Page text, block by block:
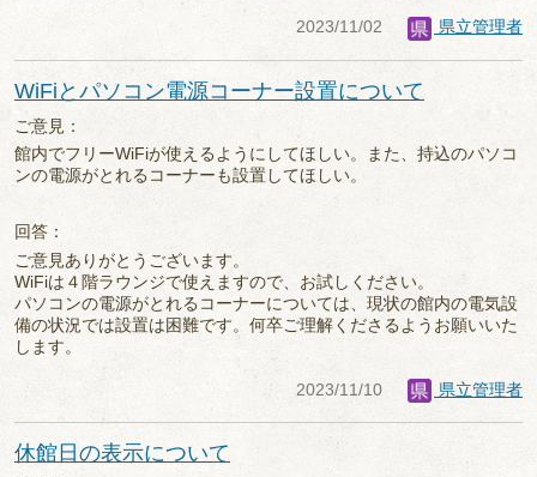
2023/11/02 県立管理者
WiFiとパソコン電源コーナー設置について
ご意見：
館内でフリーWiFiが使えるようにしてほしい。また、持込のパソコ
ンの電源がとれるコーナーも設置してほしい。
回答：
ご意見ありがとうございます。
WiFiは４階ラウンジで使えますので、お試しください。
パソコンの電源がとれるコーナーについては、現状の館内の電気設
備の状況では設置は困難です。何卒ご理解くださるようお願いいた
します。
2023/11/10 県立管理者
休館日の表示について